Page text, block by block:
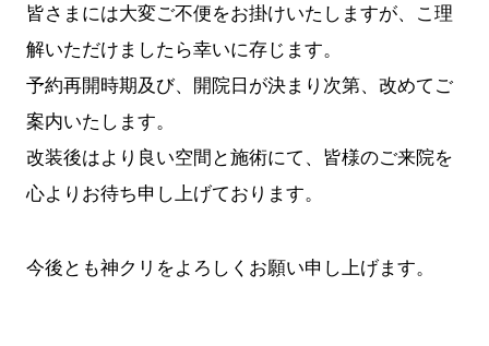
皆さまには大変ご不便をお掛けいたしますが、こ理
解いただけましたら幸いに存じます。
予約再開時期及び、開院日が決まり次第、改めてご
案内いたします。
改装後はより良い空間と施術にて、皆様のご来院を
心よりお待ち申し上げております。
今後とも神クリをよろしくお願い申し上げます。